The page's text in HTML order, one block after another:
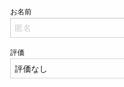
お名前
評価